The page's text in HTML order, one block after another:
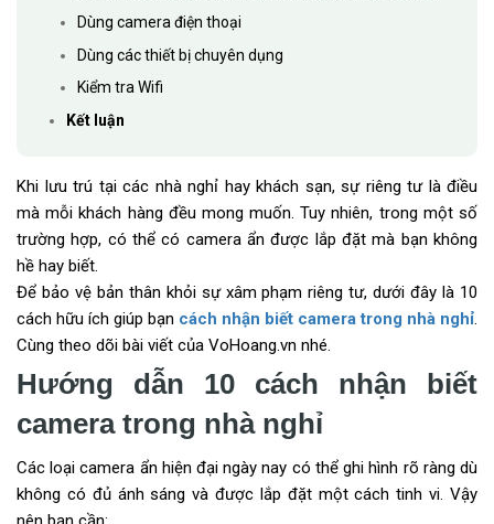
Dùng camera điện thoại
Dùng các thiết bị chuyên dụng
Kiểm tra Wifi
Kết luận
Khi lưu trú tại các nhà nghỉ hay khách sạn, sự riêng tư là điều
mà mỗi khách hàng đều mong muốn. Tuy nhiên, trong một số
trường hợp, có thể có camera ẩn được lắp đặt mà bạn không
hề hay biết.
Để bảo vệ bản thân khỏi sự xâm phạm riêng tư, dưới đây là 10
cách hữu ích giúp bạn cách nhận biết camera trong nhà nghỉ
Cùng theo dõi bài viết của VoHoang.vn nhé.
Hướng dẫn 10 cách nhận biết
camera trong nhà nghỉ
Các loại camera ẩn hiện đại ngày nay có thể ghi hình rõ ràng dù
không có đủ ánh sáng và được lắp đặt một cách tinh vi. Vậy